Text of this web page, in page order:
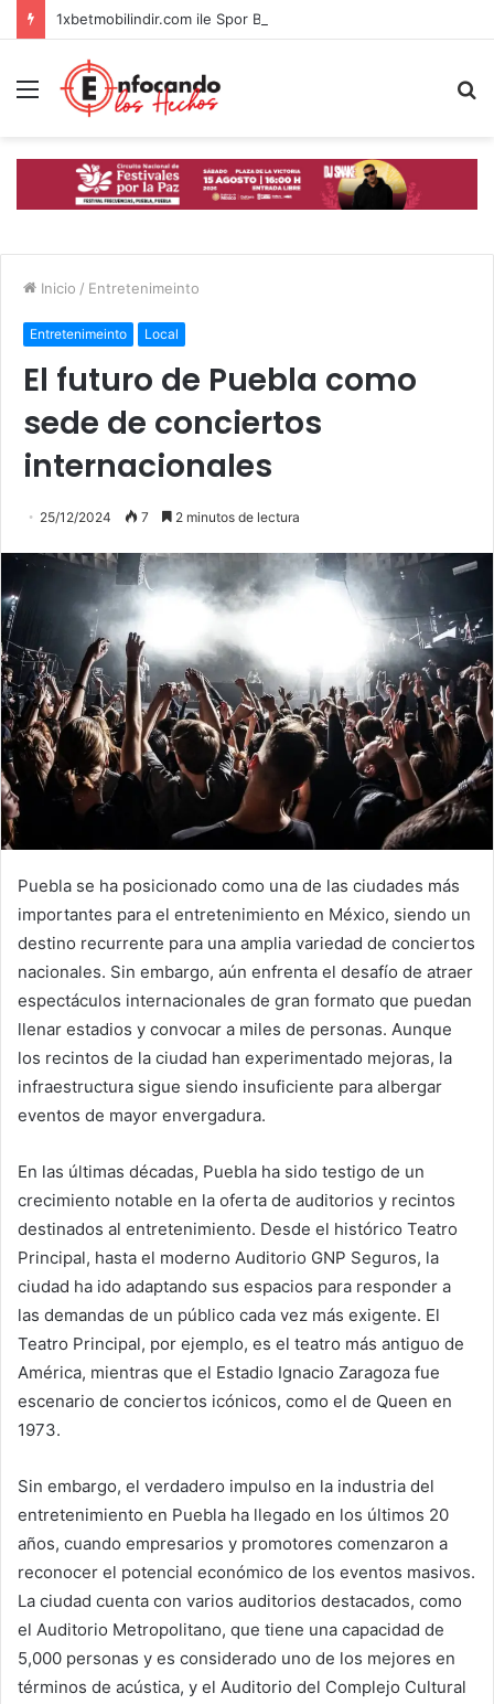
1xbetmobilindir.com ile Spor Bahislerinde Mobil Deneyim
Menú
Inicio / Entretenimeinto
Entretenimeinto Local
El futuro de Puebla como
sede de conciertos
internacionales
25/12/2024 7 2 minutos de lectura
Puebla se ha posicionado como una de las ciudades más
importantes para el entretenimiento en México, siendo un
destino recurrente para una amplia variedad de conciertos
nacionales. Sin embargo, aún enfrenta el desafío de atraer
espectáculos internacionales de gran formato que puedan
llenar estadios y convocar a miles de personas. Aunque
los recintos de la ciudad han experimentado mejoras, la
infraestructura sigue siendo insuficiente para albergar
eventos de mayor envergadura.
En las últimas décadas, Puebla ha sido testigo de un
crecimiento notable en la oferta de auditorios y recintos
destinados al entretenimiento. Desde el histórico Teatro
Principal, hasta el moderno Auditorio GNP Seguros, la
ciudad ha ido adaptando sus espacios para responder a
las demandas de un público cada vez más exigente. El
Teatro Principal, por ejemplo, es el teatro más antiguo de
América, mientras que el Estadio Ignacio Zaragoza fue
escenario de conciertos icónicos, como el de Queen en
1973.
Sin embargo, el verdadero impulso en la industria del
entretenimiento en Puebla ha llegado en los últimos 20
años, cuando empresarios y promotores comenzaron a
reconocer el potencial económico de los eventos masivos.
La ciudad cuenta con varios auditorios destacados, como
el Auditorio Metropolitano, que tiene una capacidad de
5,000 personas y es considerado uno de los mejores en
términos de acústica, y el Auditorio del Complejo Cultural